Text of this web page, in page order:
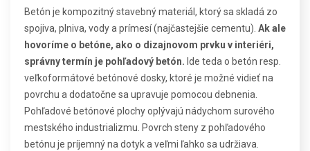
Betón je kompozitný stavebný materiál, ktorý sa skladá zo
spojiva, plniva, vody a prímesí (najčastejšie cementu). Ak ale
hovoríme o betóne, ako o dizajnovom prvku v interiéri,
správny termín je pohľadový betón. Ide teda o betón resp.
veľkoformátové betónové dosky, ktoré je možné vidieť na
povrchu a dodatočne sa upravuje pomocou debnenia.
Pohľadové betónové plochy oplývajú nádychom surového
mestského industrializmu. Povrch steny z pohľadového
betónu je príjemný na dotyk a veľmi ľahko sa udržiava.